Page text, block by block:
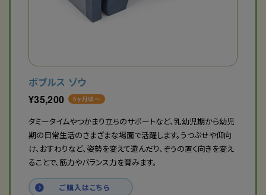
ボブルス ゾウ
¥35,200 6ヶ月頃〜
タミータイムやつかまり立ちのサポートなど、乳幼児期から幼児
期の日常生活のさまざまな場面で活躍します。うつぶせや仰向
け、おすわりなど、姿勢を変えて遊んだり、ぞうの置く向きを変え
ることで、筋力やバランス力を育みます。
ご購入はこちら